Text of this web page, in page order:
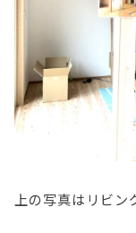
上の写真はリビン